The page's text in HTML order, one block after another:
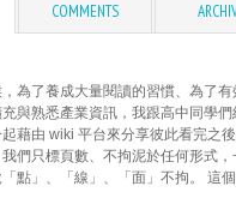
COMMENTS
為了養成大量閱讀的習慣、為了有
與熟悉產業資訊，我跟高中同學們
藉由 wiki 平台來分享彼此看完之
們只標頁數、不拘泥於任何形式，
點」、「線」、「面」不拘。 這